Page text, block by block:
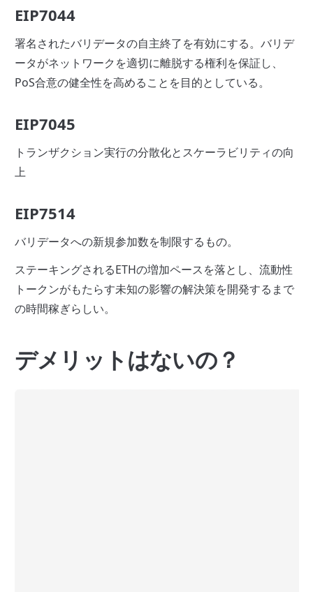
EIP7044
署名されたバリデータの自主終了を有効にする。バリデ
ータがネットワークを適切に離脱する権利を保証し、
PoS合意の健全性を高めることを目的としている。
EIP7045
トランザクション実行の分散化とスケーラビリティの向
上
EIP7514
バリデータへの新規参加数を制限するもの。
ステーキングされるETHの増加ペースを落とし、流動性
トークンがもたらす未知の影響の解決策を開発するまで
の時間稼ぎらしい。
デメリットはないの？